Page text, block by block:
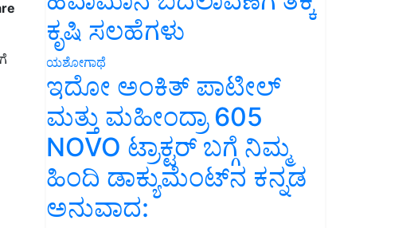
ಕೃಷಿ ಸಲಹೆಗಳು
ಯಶೋಗಾಥೆ
ಇದೋ ಅಂಕಿತ್ ಪಾಟೀಲ್
ಮತ್ತು ಮಹೀಂದ್ರಾ 605
NOVO ಟ್ರಾಕ್ಟರ್ ಬಗ್ಗೆ ನಿಮ್ಮ
ಹಿಂದಿ ಡಾಕ್ಯುಮೆಂಟ್‌ನ ಕನ್ನಡ
ಅನುವಾದ: